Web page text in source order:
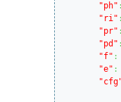
"ph"
"ri"
"pr"
"pd"
"f" :
"e" :